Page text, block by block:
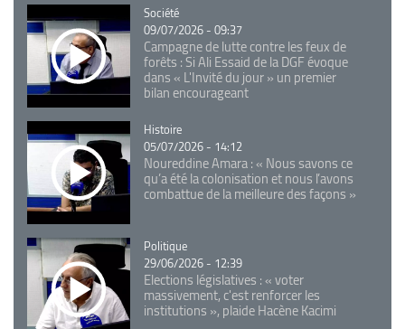
Catégorie
Société
09/07/2026 - 09:37
Campagne de lutte contre les feux de
forêts : Si Ali Essaid de la DGF évoque
dans « L'Invité du jour » un premier
bilan encourageant
Catégorie
Histoire
05/07/2026 - 14:12
Noureddine Amara : « Nous savons ce
qu’a été la colonisation et nous l’avons
combattue de la meilleure des façons »
Catégorie
Politique
29/06/2026 - 12:39
Elections législatives : « voter
massivement, c'est renforcer les
institutions », plaide Hacène Kacimi